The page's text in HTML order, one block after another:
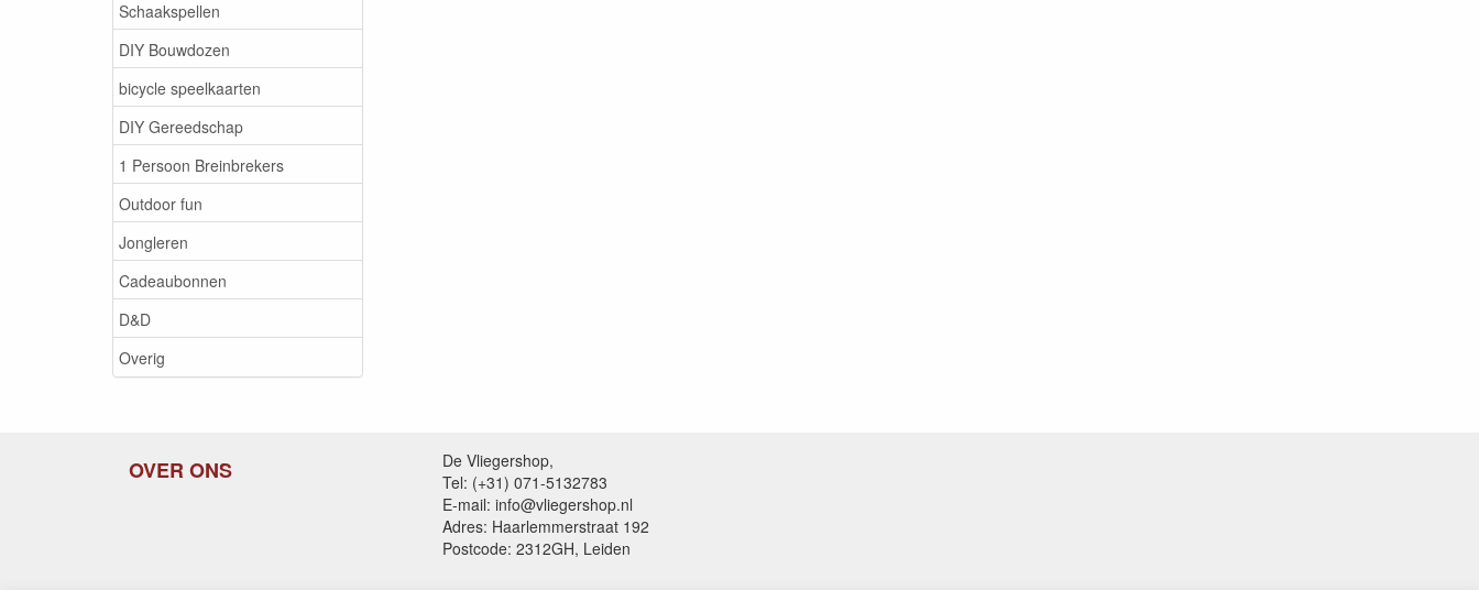
Schaakspellen
DIY Bouwdozen
bicycle speelkaarten
DIY Gereedschap
1 Persoon Breinbrekers
Outdoor fun
Jongleren
Cadeaubonnen
D&D
Overig
OVER ONS
De Vliegershop,
Tel: (+31) 071-5132783
E-mail: info@vliegershop.nl
Adres: Haarlemmerstraat 192
Postcode: 2312GH, Leiden